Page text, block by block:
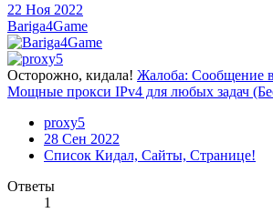
22 Ноя 2022
Bariga4Game
Осторожно, кидала! Жалоба: Сообщение
Мощные прокси IPv4 для любых задач
proxy5
28 Сен 2022
Список Кидал, Сайты, Странице!
Ответы
1